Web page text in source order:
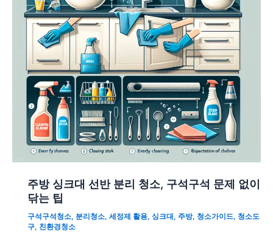
주방 싱크대 선반 분리 청소, 구석구석 문제 없이
닦는 팁
구석구석청소, 분리청소, 세정제 활용, 싱크대 , 주방, 청소가이드, 청소도
구, 친환경청소